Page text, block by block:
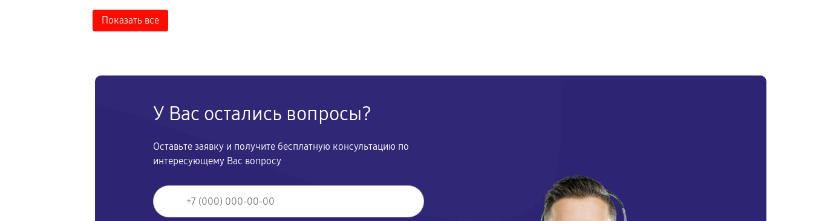
Показать все
У Вас остались вопросы?
Оставьте заявку и получите бесплатную консультацию по
интересующему Вас вопросу